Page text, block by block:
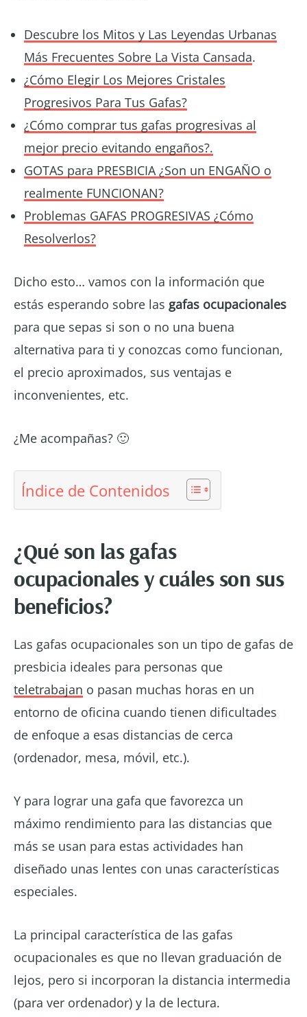
Descubre los Mitos y Las Leyendas Urbanas
Más Frecuentes Sobre La Vista Cansada.
¿Cómo Elegir Los Mejores Cristales
Progresivos Para Tus Gafas?
¿Cómo comprar tus gafas progresivas al
mejor precio evitando engaños?.
GOTAS para PRESBICIA ¿Son un ENGAÑO o
realmente FUNCIONAN?
Problemas GAFAS PROGRESIVAS ¿Cómo
Resolverlos?
Dicho esto… vamos con la información que
estás esperando sobre las gafas ocupacionales
para que sepas si son o no una buena
alternativa para ti y conozcas como funcionan,
el precio aproximados, sus ventajas e
inconvenientes, etc.
¿Me acompañas? 🙂
Índice de Contenidos
¿Qué son las gafas
ocupacionales y cuáles son sus
beneficios?
Las gafas ocupacionales son un tipo de gafas de
presbicia ideales para personas que
teletrabajan o pasan muchas horas en un
entorno de oficina cuando tienen dificultades
de enfoque a esas distancias de cerca
(ordenador, mesa, móvil, etc.).
Y para lograr una gafa que favorezca un
máximo rendimiento para las distancias que
más se usan para estas actividades han
diseñado unas lentes con unas características
especiales.
La principal característica de las gafas
ocupacionales es que no llevan graduación de
lejos, pero si incorporan la distancia intermedia
(para ver ordenador) y la de lectura.